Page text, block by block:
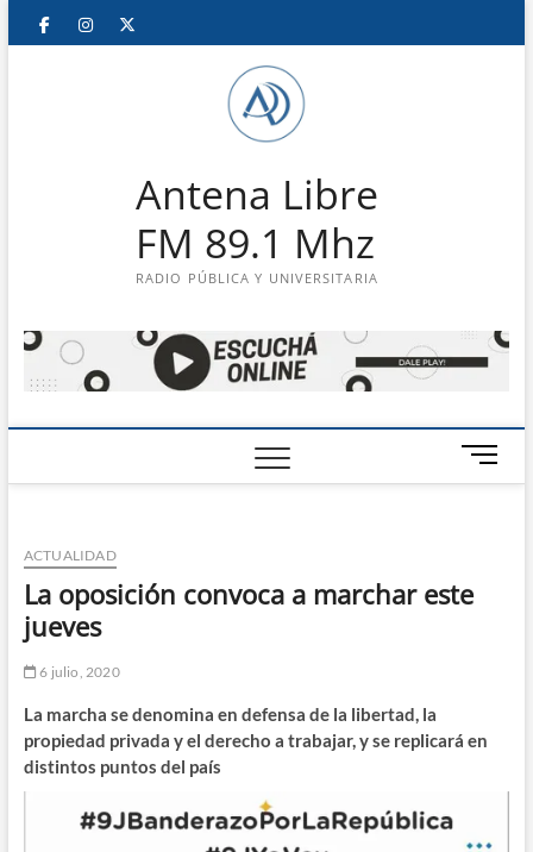
Saltar
FacebookInstagram
Antena Libre
FM 89.1 Mhz
RADIO PÚBLICA Y UNIVERSITARIA
B
o
d
e
ACTUALIDAD
La oposición convoca a marchar este
jueves
6 julio, 2020
La marcha se denomina en defensa de la libertad, la
propiedad privada y el derecho a trabajar, y se replicará en
distintos puntos del país